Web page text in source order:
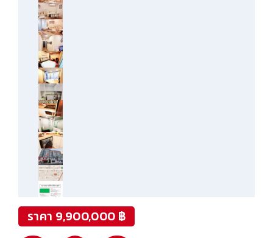
ราคา 9,900,000 ฿